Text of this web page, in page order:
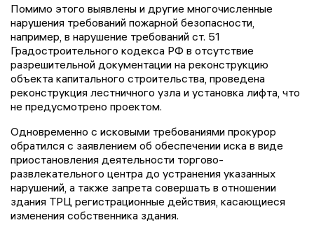
Помимо этого выявлены и другие многочисленные
нарушения требований пожарной безопасности,
например, в нарушение требований ст. 51
Градостроительного кодекса РФ в отсутствие
разрешительной документации на реконструкцию
объекта капитального строительства, проведена
реконструкция лестничного узла и установка лифта, что
не предусмотрено проектом.
Одновременно с исковыми требованиями прокурор
обратился с заявлением об обеспечении иска в виде
приостановления деятельности торгово-
развлекательного центра до устранения указанных
нарушений, а также запрета совершать в отношении
здания ТРЦ регистрационные действия, касающиеся
изменения собственника здания.